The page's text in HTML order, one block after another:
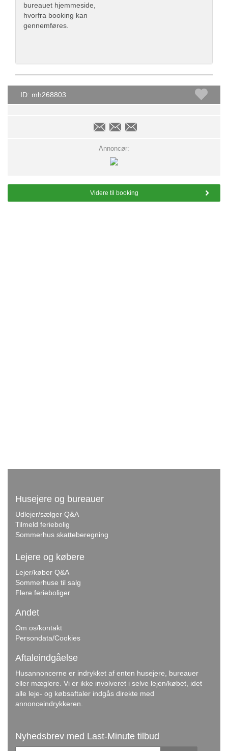
bureauet hjemmeside,
hvorfra booking kan
gennemføres.
ID: mh268803
Annoncør:
Videre til booking
Husejere og bureauer
Udlejer/sælger Q&A
Tilmeld feriebolig
Sommerhus skatteberegning
Lejere og købere
Lejer/køber Q&A
Sommerhuse til salg
Flere ferieboliger
Andet
Om os/kontakt
Persondata/Cookies
Aftaleindgåelse
Husannoncerne er indrykket af enten husejere, bureauer
eller mæglere. Vi er ikke involveret i selve lejen/købet, idet
alle leje- og købsaftaler indgås direkte med
annonceindrykkeren.
Nyhedsbrev med Last-Minute tilbud